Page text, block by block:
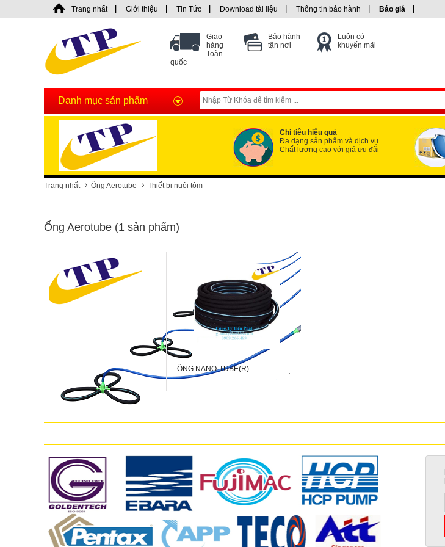
Trang nhất Giới thiệu Tin Tức Download tài liệu Thông tin bảo hành Báo giá
Giao
hàng
Toàn
quốc
Bảo hành
tận nơi
Luôn có
khuyến mãi
Danh mục sản phẩm
Chi tiêu hiệu quả
Đa dạng sản phẩm và dịch vụ
Chất lượng cao với giá ưu đãi
Trang nhất Ống Aerotube Thiết bị nuôi tôm
Ống Aerotube (1 sản phẩm)
ỐNG NANO-TUBE(R)